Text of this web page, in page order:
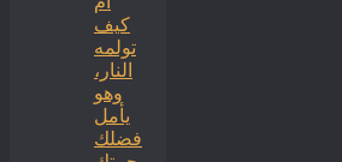
كيف
تولمه
النار،
وهو
يأمل
فضلك